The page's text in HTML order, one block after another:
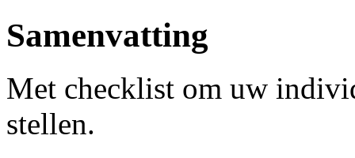
Samenvatting
Met checklist om uw
stellen.